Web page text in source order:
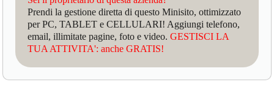
Prendi la gestione diretta di questo Minisito, ottimizzato
per PC, TABLET e CELLULARI! Aggiungi telefono,
email, illimitate pagine, foto e video.GESTISCI LA
TUA ATTIVITA': anche GRATIS!